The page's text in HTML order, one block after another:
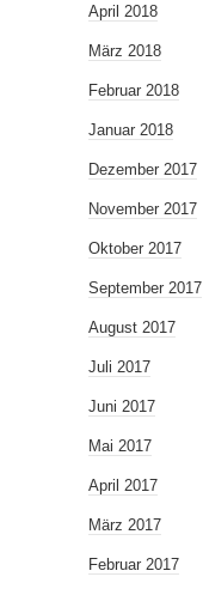
April 2018
März 2018
Februar 2018
Januar 2018
Dezember 2017
November 2017
Oktober 2017
September 2017
August 2017
Juli 2017
Juni 2017
Mai 2017
April 2017
März 2017
Februar 2017